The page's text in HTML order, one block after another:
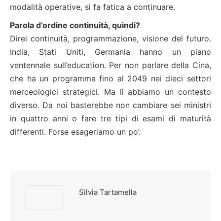
modalità operative, si fa fatica a continuare.
Parola d’ordine continuità, quindi?
Direi continuità, programmazione, visione del futuro.
India, Stati Uniti, Germania hanno un piano
ventennale sull’education. Per non parlare della Cina,
che ha un programma fino al 2049 nei dieci settori
merceologici strategici. Ma lì abbiamo un contesto
diverso. Da noi basterebbe non cambiare sei ministri
in quattro anni o fare tre tipi di esami di maturità
differenti. Forse esageriamo un po’.
Silvia Tartamella